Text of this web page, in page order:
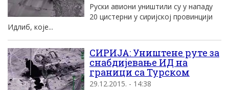
Руски авиони уништили су у нападу
20 цистерни у сиријској провинцији
Идлиб, које...
СИРИЈА: Уништене руте за
снабдијевање ИД на
граници са Турском
29.12.2015. - 14:38